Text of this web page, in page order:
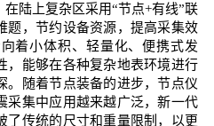
陆上复杂区采用“节点+有线”联
题，节约设备资源，提高采集效
着小体积、轻量化、便携式发
，能够在各种复杂地表环境进行
。随着节点装备的进步，节点仪
采集中应用越来越广泛，新一代
了传统的尺寸和重量限制，以更